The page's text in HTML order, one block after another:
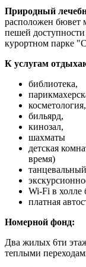
Природный
расположен бювет
пешей
курортном парке
К услугам
библиотека,
косметология,
бильярд,
кинозал,
шахматы
детская
время)
Wi-Fi в холле
платная
Номерной фонд:
Два жилых 6ти
теплыми